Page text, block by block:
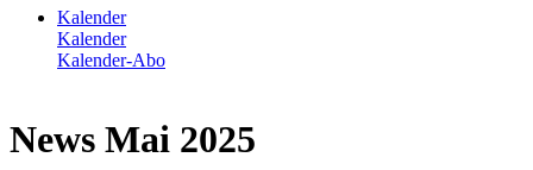
Kalender
Kalender
Kalender-Abo
News Mai 2025